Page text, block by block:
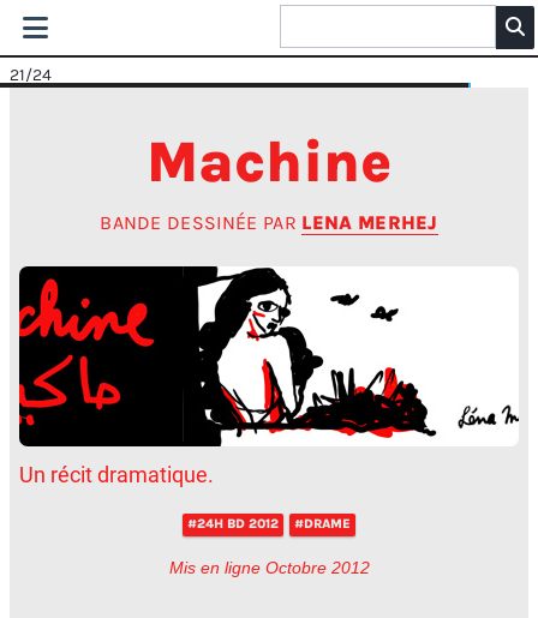
21/24
Machine
BANDE DESSINÉE PAR LENA MERHEJ
Un récit dramatique.
#24H BD 2012 #DRAME
Mis en ligne Octobre 2012